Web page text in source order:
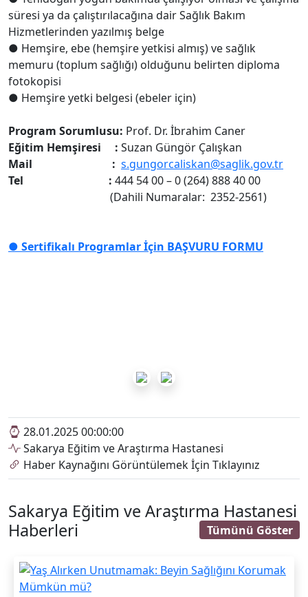
süresi ya da çalıştırılacağına dair Sağlık Bakım
Hizmetlerinden yazılmış belge
● Hemşire, ebe (hemşire yetkisi almış) ve sağlık
memuru (toplum sağlığı) olduğunu belirten diploma
fotokopisi
● Hemşire yetki belgesi (ebeler için)
Program Sorumlusu: Prof. Dr. İbrahim Caner
Eğitim Hemşiresi : Suzan Güngör Çalışkan
Mail : s.gungorcaliskan@saglik.gov.tr
Tel : 444 54 00 – 0 (264) 888 40 00
(Dahili Numaralar: 2352-2561)
● Sertifikalı Programlar İçin BAŞVURU FORMU
28.01.2025 00:00:00
Sakarya Eğitim ve Araştırma Hastanesi
Haber Kaynağını Görüntülemek İçin Tıklayınız
Sakarya Eğitim ve Araştırma Hastanesi
Haberleri
Tümünü Göster